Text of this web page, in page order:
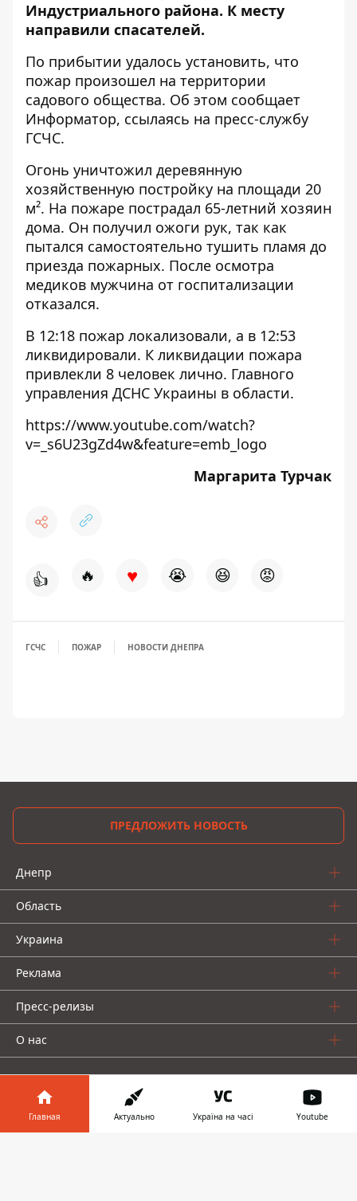
Индустриального района. К месту
направили спасателей.
По прибытии удалось установить, что
пожар произошел на территории
садового общества. Об этом сообщает
Информатор, ссылаясь на пресс-службу
ГСЧС.
Огонь уничтожил деревянную
хозяйственную постройку на площади 20
м². На пожаре пострадал 65-летний хозяин
дома. Он получил ожоги рук, так как
пытался самостоятельно тушить пламя до
приезда пожарных. После осмотра
медиков мужчина от госпитализации
отказался.
В 12:18 пожар локализовали, а в 12:53
ликвидировали. К ликвидации пожара
привлекли 8 человек лично. Главного
управления ДСНС Украины в области.
https://www.youtube.com/watch?
v=_s6U23gZd4w&feature=emb_logo
Маргарита Турчак
👍 🔥 ♥ 😭 😆 😡
ГСЧС ПОЖАР НОВОСТИ ДНЕПРА
ПРЕДЛОЖИТЬ НОВОСТЬ
Днепр
Область
Украина
Реклама
Пресс-релизы
О нас
Главная Актуально Україна на часі Youtube